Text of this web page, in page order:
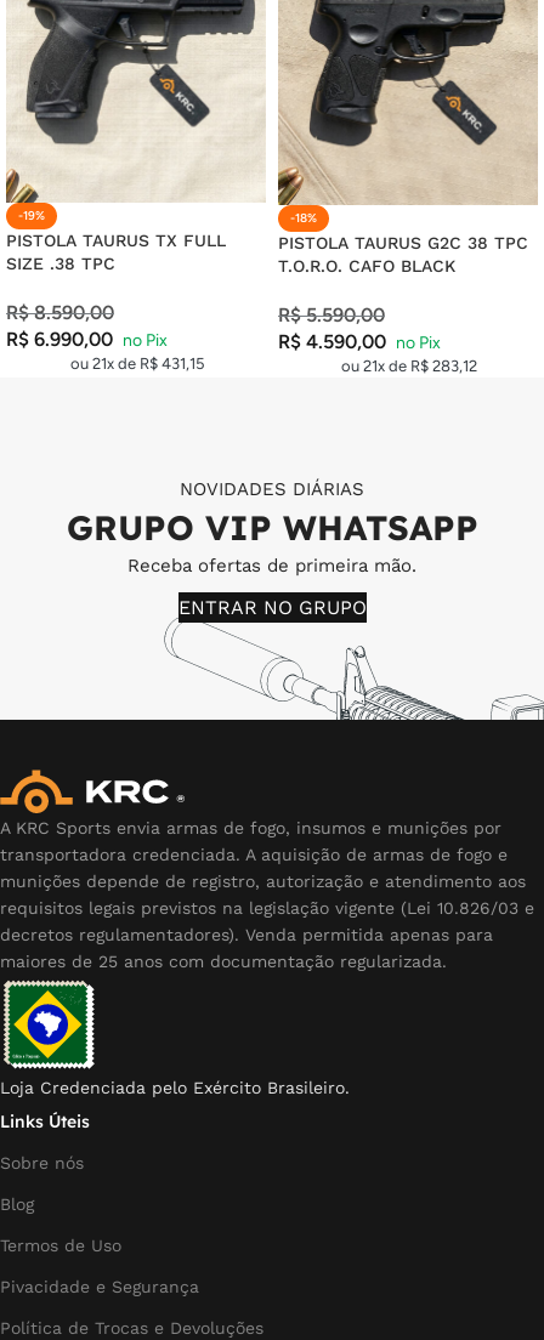
-19%
PISTOLA TAURUS TX FULL
SIZE .38 TPC
R$8.590,00
R$ 6.990,00
ou 21x de R$431,15
-18%
PISTOLA TAURUS G2C 38 TPC
T.O.R.O. CAFO BLACK
R$5.590,00
R$ 4.590,00
ou 21x de R$283,12
NOVIDADES DIÁRIAS
GRUPO VIP WHATSAPP
Receba ofertas de primeira mão.
ENTRAR NO GRUPO
A KRC Sports envia armas de fogo, insumos e munições por
transportadora credenciada. A aquisição de armas de fogo e
munições depende de registro, autorização e atendimento aos
requisitos legais previstos na legislação vigente (Lei 10.826/03 e
decretos regulamentadores). Venda permitida apenas para
maiores de 25 anos com documentação regularizada.
Loja Credenciada pelo Exército Brasileiro.
Links Úteis
Sobre nós
Blog
Termos de Uso
Pivacidade e Segurança
Política de Trocas e Devoluções